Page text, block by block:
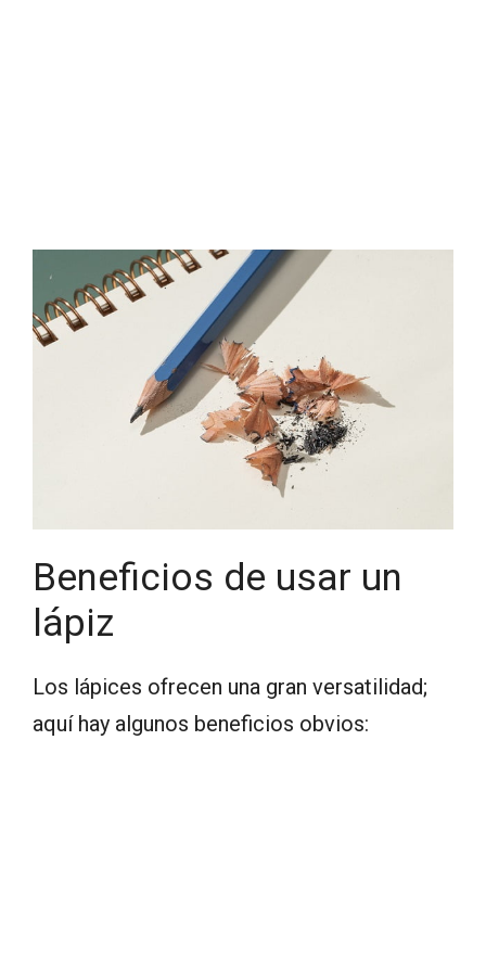
Beneficios de usar un
lápiz
Los lápices ofrecen una gran versatilidad;
aquí hay algunos beneficios obvios: